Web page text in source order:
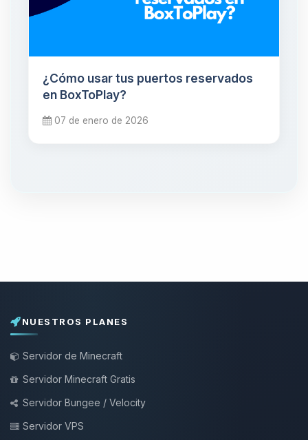
¿Cómo usar tus puertos reservados
en BoxToPlay?
07 de enero de 2026
NUESTROS PLANES
Servidor de Minecraft
Servidor Minecraft Gratis
Servidor Bungee / Velocity
Servidor VPS